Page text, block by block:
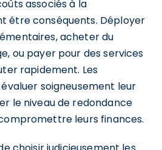
associés à la
être conséquents. Déployer
acheter du
ou payer pour des services
rapidement. Les
soigneusement leur
le niveau de redondance
leurs finances.